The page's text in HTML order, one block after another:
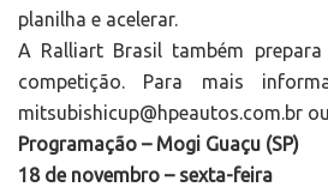
planilha e acelerar.
A Ralliart Brasil também
competição. Para mais
mitsubishicup@hpeautos.com.br
Programação – Mogi Guaçu (SP)
18 de novembro – sexta-feira